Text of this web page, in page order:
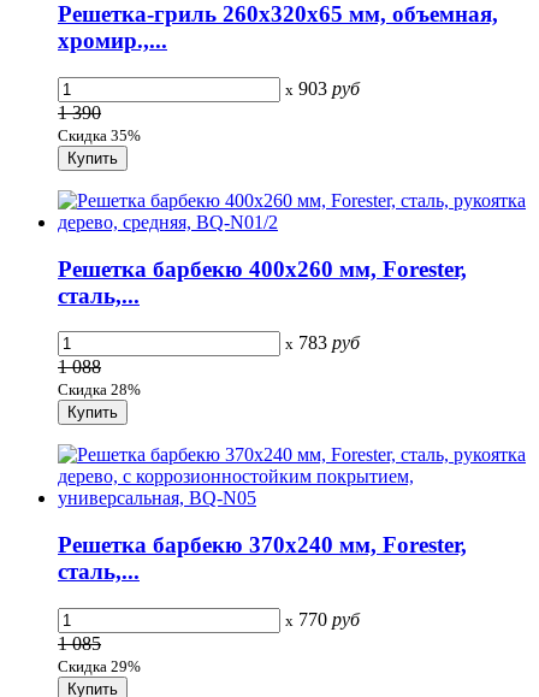
Решетка-гриль 260х320х65 мм, объемная,
хромир.,...
x 903 руб
1 390
Скидка 35%
Решетка барбекю 400х260 мм, Forester,
сталь,...
x 783 руб
1 088
Скидка 28%
Решетка барбекю 370х240 мм, Forester,
сталь,...
x 770 руб
1 085
Скидка 29%